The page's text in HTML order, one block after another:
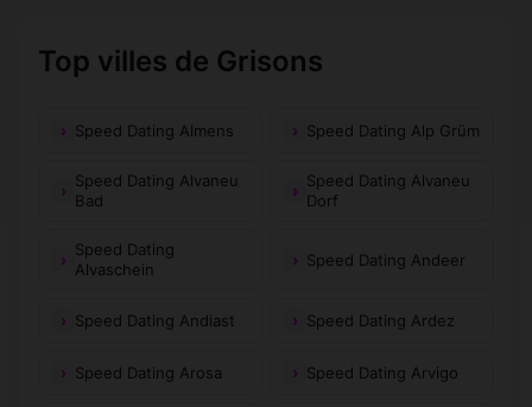
Top villes de Grisons
Speed Dating Almens Speed Dating Alp Grüm
Speed Dating Alvaneu
Bad
Speed Dating Alvaneu
Dorf
Speed Dating
Alvaschein
Speed Dating Andeer
Speed Dating Andiast Speed Dating Ardez
Speed Dating Arosa Speed Dating Arvigo